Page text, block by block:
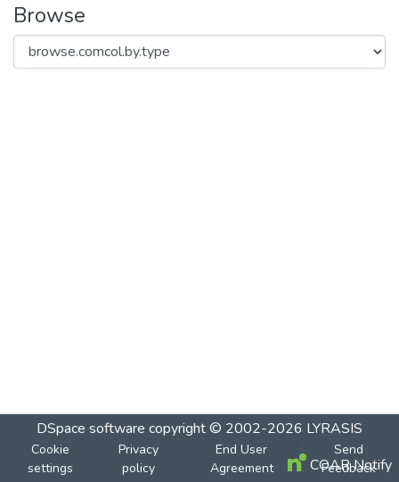
Browse
DSpace software copyright © 2002-2026 LYRASIS
Cookie
settings
Privacy
policy
End User
Agreement
Send
Feedback
COAR Notify